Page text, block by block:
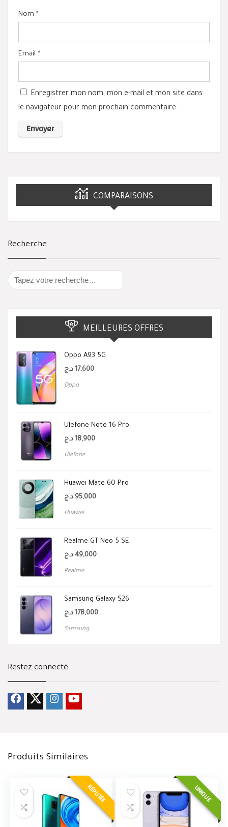
Nom *
Email *
Enregistrer mon nom, mon e-mail et mon site dans
le navigateur pour mon prochain commentaire.
COMPARAISONS
Recherche
MEILLEURES OFFRES
Oppo A93 5G
17,600 د.ج
Oppo
Ulefone Note 16 Pro
18,900 د.ج
Ulefone
Huawei Mate 60 Pro
95,000 د.ج
Huawei
Realme GT Neo 5 SE
49,000 د.ج
Realme
Samsung Galaxy S26
178,000 د.ج
Samsung
Restez connecté
Produits Similaires
RÉPUTÉE UNIQUE